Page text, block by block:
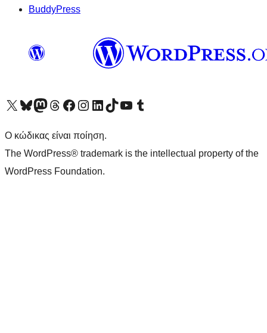
BuddyPress
Visit our X (formerly Twitter) account
Visit our Bluesky account
Επισκεφθείτε τον λογαριασμό μας στο Mastodon
Visit our Threads account
Επισκεφτείτε τη σελίδα μας στο Facebook
Επισκεφθείτε τον λογαριασμό μας Instagram
Επισκεφθείτε τον λογαριασμό μας LinkedIn
Visit our TikTok account
Visit our YouTube channel
Visit our Tumblr account
Ο κώδικας είναι ποίηση.
The WordPress® trademark is the intellectual property of the
WordPress Foundation.